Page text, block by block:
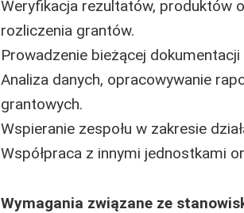
Weryfikacja rezultatów, produktów
rozliczenia grantów.
Prowadzenie bieżącej
Analiza danych, opracowywanie
grantowych.
Wspieranie zespołu w zakresie
Współpraca z innymi jednostkami
Wymagania związane ze